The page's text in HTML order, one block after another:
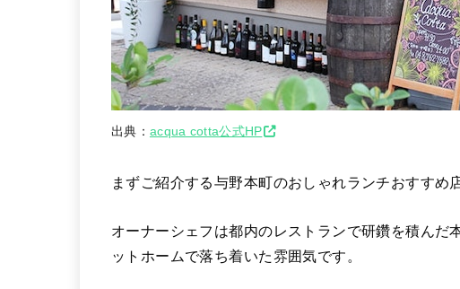
出典： acqua cotta公式HP
まずご紹介する与野本町のおしゃれランチおすすめ
オーナーシェフは都内のレストランで研鑽を積んだ
ットホームで落ち着いた雰囲気です。